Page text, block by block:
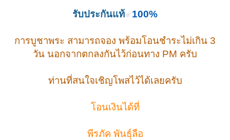
รับประกันแท้ 100%
การบูชาพระ สามารถจอง พร้อมโอนชำระไม่เกิน 3
วัน นอกจากตกลงกันไว้ก่อนทาง PM ครับ
ท่านที่สนใจเชิญโพสไว้ได้เลยครับ
โอนเงินได้ที่
พีรภัค พันธุ์ลือ